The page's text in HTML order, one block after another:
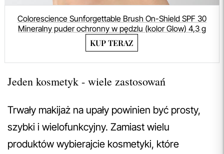
Colorescience Sunforgettable Brush On-Shield SPF 30
Mineralny puder ochronny w pędzlu (kolor Glow) 4,3 g
KUP TERAZ
Jeden kosmetyk - wiele zastosowań
Trwały makijaż na upały powinien być prosty,
szybki i wielofunkcyjny. Zamiast wielu
produktów wybierajcie kosmetyki, które